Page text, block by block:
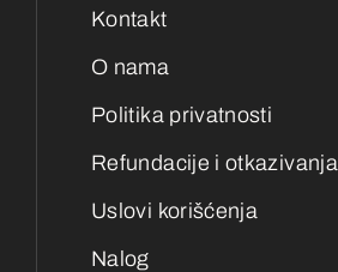
Kontakt
O nama
Politika privatnosti
Refundacije i otkazivanja
Uslovi korišćenja
Nalog